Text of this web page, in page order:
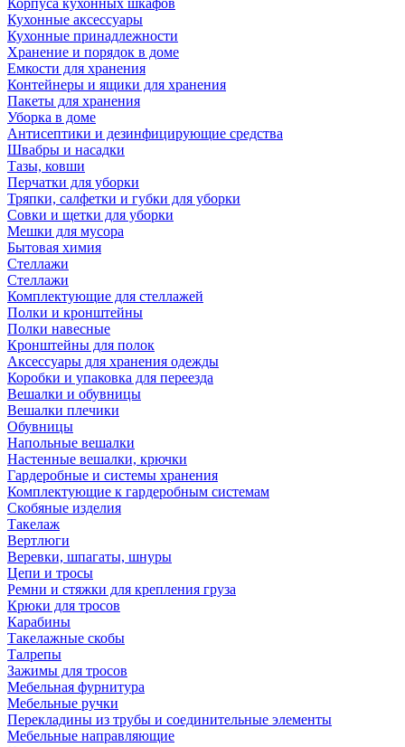
Корпуса кухонных шкафов
Кухонные аксессуары
Кухонные принадлежности
Хранение и порядок в доме
Емкости для хранения
Контейнеры и ящики для хранения
Пакеты для хранения
Уборка в доме
Антисептики и дезинфицирующие средства
Швабры и насадки
Тазы, ковши
Перчатки для уборки
Тряпки, салфетки и губки для уборки
Совки и щетки для уборки
Мешки для мусора
Бытовая химия
Стеллажи
Стеллажи
Комплектующие для стеллажей
Полки и кронштейны
Полки навесные
Кронштейны для полок
Аксессуары для хранения одежды
Коробки и упаковка для переезда
Вешалки и обувницы
Вешалки плечики
Обувницы
Напольные вешалки
Настенные вешалки, крючки
Гардеробные и системы хранения
Комплектующие к гардеробным системам
Скобяные изделия
Такелаж
Вертлюги
Веревки, шпагаты, шнуры
Цепи и тросы
Ремни и стяжки для крепления груза
Крюки для тросов
Карабины
Такелажные скобы
Талрепы
Зажимы для тросов
Мебельная фурнитура
Мебельные ручки
Перекладины из трубы и соединительные элементы
Мебельные направляющие